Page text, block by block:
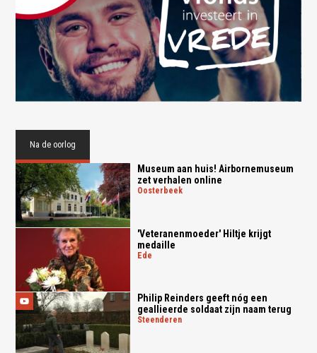
Na de oorlog
Museum aan huis! Airbornemuseum
zet verhalen online
oosterbeek
'Veteranenmoeder' Hiltje krijgt
medaille
ede
Philip Reinders geeft nóg een
geallieerde soldaat zijn naam terug
steenderen